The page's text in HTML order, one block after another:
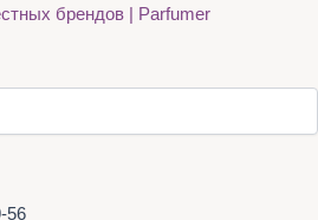
брендов | Parfumer
56